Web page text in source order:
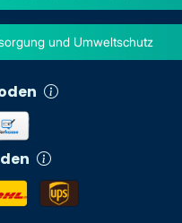
und Umweltschutz